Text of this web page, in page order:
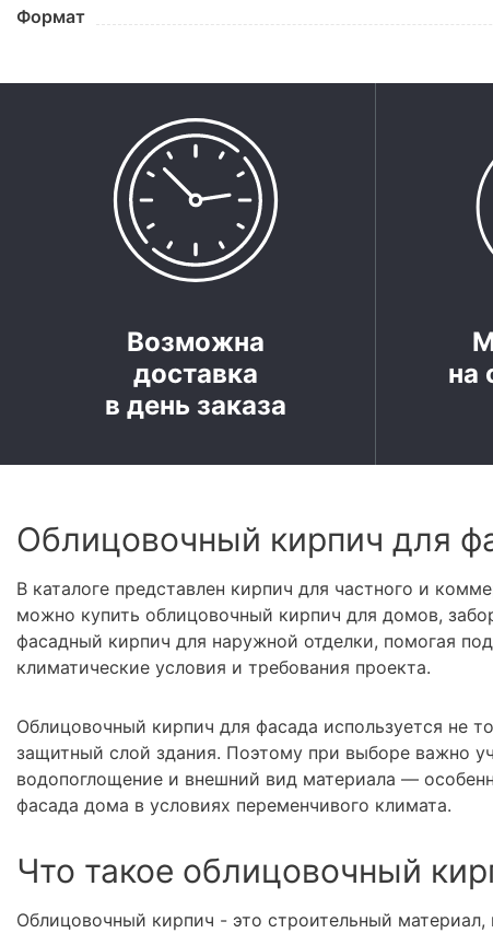
Формат
Возможна
доставка
в день заказа
на
Облицовочный кирпич для
В каталоге представлен кирпич для частного и
можно купить облицовочный кирпич для домов,
фасадный кирпич для наружной отделки, помогая
климатические условия и требования проекта.
Облицовочный кирпич для фасада используется не
защитный слой здания. Поэтому при выборе важно
водопоглощение и внешний вид материала —
фасада дома в условиях переменчивого климата.
Что такое облицовочный
Облицовочный кирпич - это строительный